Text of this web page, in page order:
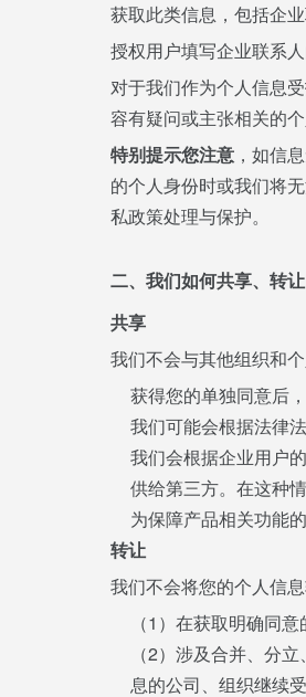
获取此类信息，包括企
授权用户填写企业联系
对于我们作为个人信息
容有疑问或主张相关的
特别提示您注意 ，如信
的个人身份时或我们将
私政策处理与保护。
二、我们如何共享、转
共享
我们不会与其他组织和
获得您的单独同意后
我们可能会根据法律
我们会根据企业用户
供给第三方。在这种
为保障产品相关功能
转让
我们不会将您的个人信
（1）在获取明确同
（2）涉及合并、分
息的公司、组织继续